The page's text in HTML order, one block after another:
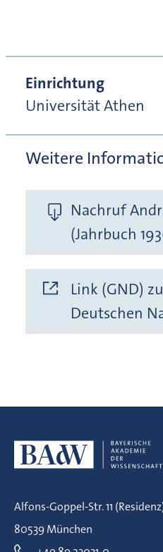
Einrichtung
Universität Athen
Weitere
Nachruf
(Jahrbuch
Link (GND)
Deutschen
Alfons-Goppel-Str. 11
80539 München